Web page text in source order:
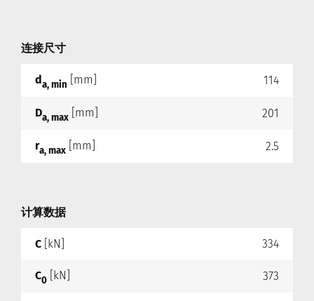
连接尺寸
da, min [mm] 114
Da, max [mm] 201
ra, max [mm] 2.5
计算数据
C [kN] 334
C0 [kN] 373